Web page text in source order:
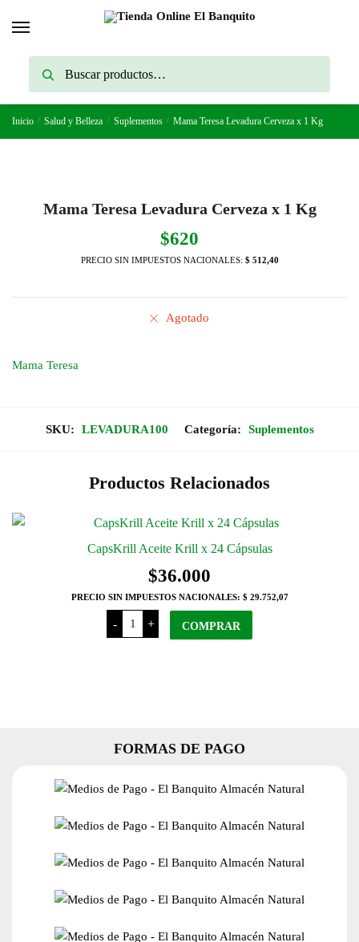
Buscar
Inicio / Salud y Belleza / Suplementos / Mama Teresa Levadura Cerveza x 1 Kg
Mama Teresa Levadura Cerveza x 1 Kg
$620
PRECIO SIN IMPUESTOS NACIONALES: $ 512,40
Agotado
Mama Teresa
SKU: LEVADURA100 Categoría: Suplementos
Productos Relacionados
CapsKrill Aceite Krill x 24 Cápsulas
$36.000
PRECIO SIN IMPUESTOS NACIONALES: $ 29.752,07
-
CapsKrill
Aceite
Krill
+ COMPRAR
FORMAS DE PAGO